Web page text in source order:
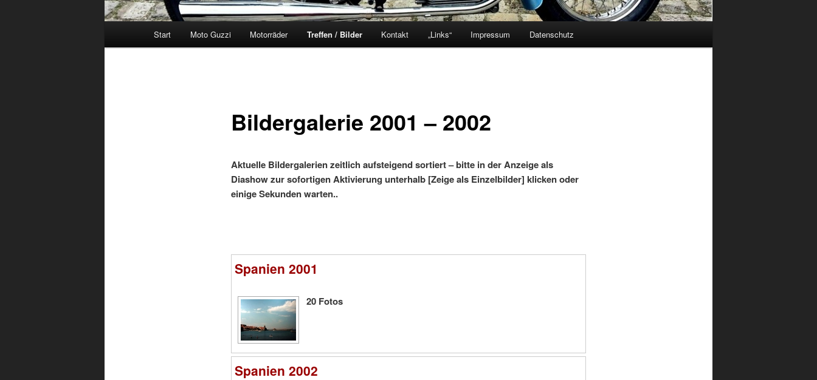
Start Moto Guzzi Motorräder Treffen / Bilder Kontakt „Links“ Impressum Datenschutz
Bildergalerie 2001 – 2002
Aktuelle Bildergalerien zeitlich aufsteigend sortiert –bitte in der Anzeige als
Diashow zur sofortigen Aktivierung unterhalb [Zeige als Einzelbilder] klicken oder
einige Sekunden warten..
Spanien 2001
20Fotos
Spanien 2002